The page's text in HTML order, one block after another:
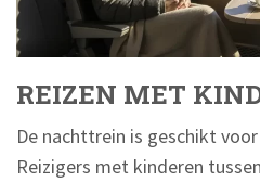
REIZEN MET
De nachttrein is geschikt
Reizigers met kinderen